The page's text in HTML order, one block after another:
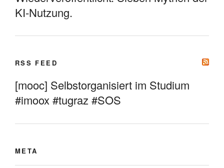
KI-Nutzung.
RSS FEED
[mooc] Selbstorganisiert im Studium
#imoox #tugraz #SOS
META